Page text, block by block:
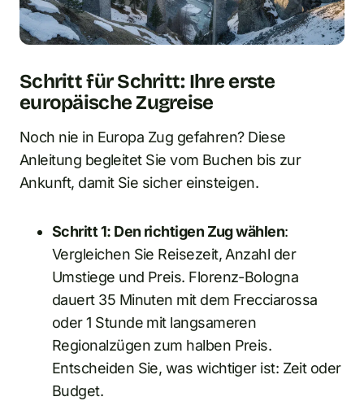
Schritt für Schritt: Ihre erste
europäische Zugreise
Noch nie in Europa Zug gefahren? Diese
Anleitung begleitet Sie vom Buchen bis zur
Ankunft, damit Sie sicher einsteigen.
Schritt 1: Den richtigen Zug wählen:
Vergleichen Sie Reisezeit, Anzahl der
Umstiege und Preis. Florenz-Bologna
dauert 35 Minuten mit dem Frecciarossa
oder 1 Stunde mit langsameren
Regionalzügen zum halben Preis.
Entscheiden Sie, was wichtiger ist: Zeit oder
Budget.